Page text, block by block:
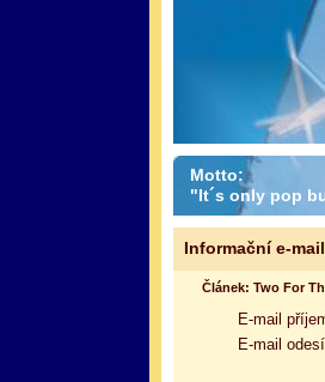
Motto:
"It´s only pop
Informační e-mail
Článek: Two For
E-mail
E-mail